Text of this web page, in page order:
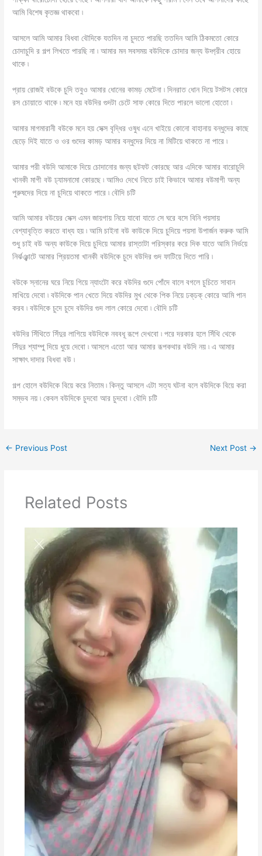
আমি বিশেষ কৃতজ্ঞ থাকবো ৷
আসলে আমি আমার বিধবা বৌদিকে যতদিন না চুদতে পারছি ততদিন আমি ঠিকমতো কোরে
চোদাচুদি র গল্প লিখতে পারছি না ৷ আমার মন সবসময় বউদিকে চোদার জন্য উদ্গ্রীব হোয়ে
থাকে ৷
প্রায় রোজই বউকে চুদি তবুও আমার ধোনের কামড় মেটেনা ৷ দিনরাত ধোন দিয়ে টসটস কোরে
রস চোয়াতে থাকে ৷ মনে হয় বউদির গুদটা চেটে সাফ কোরে দিতে পারলে ভালো হোতো ৷
আমার মাগমারানী বউকে মনে হয় সেক্স বৃদ্ধির ওষুধ এনে খাইয়ে কোনো বাহানায় বন্ধুদের কাছে
ছেড়ে দিই যাতে ও ওর গুদের কামড় আমার বন্ধুদের দিয়ে না মিটিয়ে থাকতে না পারে ৷
আমার পরী বউদি আমাকে দিয়ে চোদানোর জন্য ছটফট কোরছে আর এদিকে আমার বারোচুদি
খানকী মাগী বউ ঢ্যামনামো কোরছে ৷ আমিও দেখে নিতে চাই কিভাবে আমার বউমাগী অন্য
পুরুষদের দিয়ে না চুদিয়ে থাকতে পারে ৷ বৌদি চটি
আমি আমার বউয়ের সেক্স এমন জায়গায় নিয়ে যাবো যাতে সে ঘরে বসে বিনি পয়সায়
বেশ্যাবৃত্তি করতে বাধ্য হয় ৷ আমি চাইনা বউ কাউকে দিয়ে চুদিয়ে পয়সা উপার্জন করুক আমি
শুধু চাই বউ অন্য কাউকে দিয়ে চুদিয়ে আমার রাস্তাটা পরিস্কার করে দিক যাতে আমি নির্ভয়ে
নির্ঝঞ্ঝাটে আমার প্রিয়তমা খানকী বউদিকে চুদে বউদির গুদ ফাটিয়ে দিতে পারি ৷
বউকে স্নানের ঘরে নিয়ে গিয়ে ন্যাংটো করে বউদির গুদে পোঁদে বালে বগলে চুচিতে সাবান
মাখিয়ে দেবো ৷ বউদিকে পান খেতে দিয়ে বউদির মুখ থেকে পিক নিয়ে ঢক্‌ঢক্‌ কোরে আমি পান
করব ৷ বউদিকে চুদে চুদে বউদির গুদ লাল কোরে দেবো ৷ বৌদি চটি
বউদির সিঁথিতে সিঁদুর লাগিয়ে বউদিকে নববধূ রূপে দেখবো ৷ পরে দরকার হলে সিঁথি থেকে
সিঁদুর শ্যাম্পু দিয়ে ধুয়ে দেবো ৷ আসলে এতো আর আমার রূপকথার বউদি নয় ৷ এ আমার
সাক্ষাৎ দাদার বিধবা বউ ৷
গল্প হোলে বউদিকে বিয়ে করে নিতাম ৷ কিন্তু আসলে এটা সত্য ঘটনা বলে বউদিকে বিয়ে করা
সম্ভব নয় ৷ কেবল বউদিকে চুদবো আর চুদবো ৷ বৌদি চটি
← Previous Post Next Post →
Related Posts